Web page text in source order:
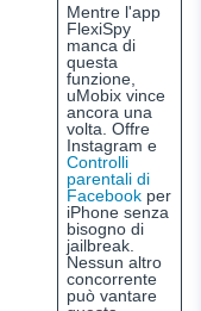
Mentre l'app
FlexiSpy
manca di
questa
funzione,
uMobix vince
ancora una
volta. Offre
Instagram e
Controlli
parentali di
Facebook per
iPhone senza
bisogno di
jailbreak.
Nessun altro
concorrente
può vantare